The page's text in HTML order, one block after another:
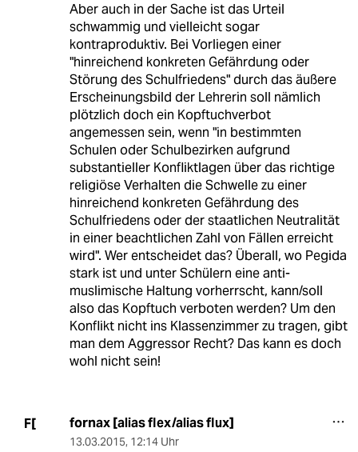
Aber auch in der Sache ist das Urteil
schwammig und vielleicht sogar
kontraproduktiv. Bei Vorliegen einer
"hinreichend konkreten Gefährdung oder
Störung des Schulfriedens" durch das äußere
Erscheinungsbild der Lehrerin soll nämlich
plötzlich doch ein Kopftuchverbot
angemessen sein, wenn "in bestimmten
Schulen oder Schulbezirken aufgrund
substantieller Konfliktlagen über das richtige
religiöse Verhalten die Schwelle zu einer
hinreichend konkreten Gefährdung des
Schulfriedens oder der staatlichen Neutralität
in einer beachtlichen Zahl von Fällen erreicht
wird". Wer entscheidet das? Überall, wo Pegida
stark ist und unter Schülern eine anti-
muslimische Haltung vorherrscht, kann/soll
also das Kopftuch verboten werden? Um den
Konflikt nicht ins Klassenzimmer zu tragen, gibt
man dem Aggressor Recht? Das kann es doch
wohl nicht sein!
F[ fornax [alias flex/alias flux]
13.03.2015, 12:14 Uhr